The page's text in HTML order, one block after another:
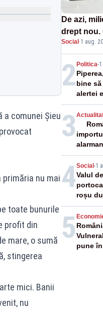
comunei Șieu
nu mai
toate bunurile
profit din
mare, o sumă
stingerea
mici. Banii
nu
De azi,
drept nou.
strică un
Social ·1 aug.
2 Politica-1
bine
alertei
3
4Social -1
Valul
roșu
40°C
5
pune